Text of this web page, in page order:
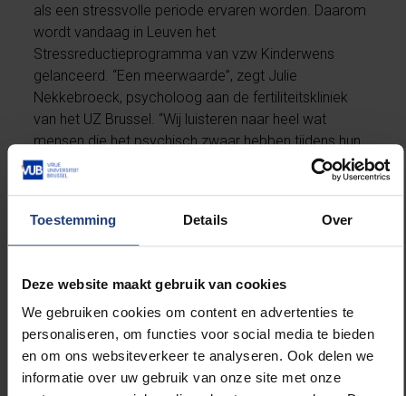
Toestemming Details Over
Deze website maakt gebruik van cookies
We gebruiken cookies om content en advertenties te
personaliseren, om functies voor social media te bieden
en om ons websiteverkeer te analyseren. Ook delen we
informatie over uw gebruik van onze site met onze
als een stressvolle periode ervaren worden. Daarom
wordt vandaag in Leuven het
Stressreductieprogramma van vzw Kinderwens
gelanceerd. “Een meerwaarde”, zegt Julie
Nekkebroeck, psycholoog aan de fertiliteitskliniek
van het UZ Brussel. “Wij luisteren naar heel wat
mensen die het psychisch zwaar hebben tijdens hun
behandeling. Maar voor een uitgebreider
therapeutisch programma is er vaak geen tijd.”
verkeerde percepties ontstaan rond zwanger
proberen te worden. “Het verband tussen stress
nooit aangetoond.” Lees meer opdemorgen.be